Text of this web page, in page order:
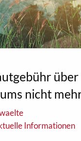
nicht
Informationen